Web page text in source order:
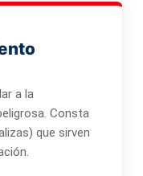
a la
Consta
que sirven